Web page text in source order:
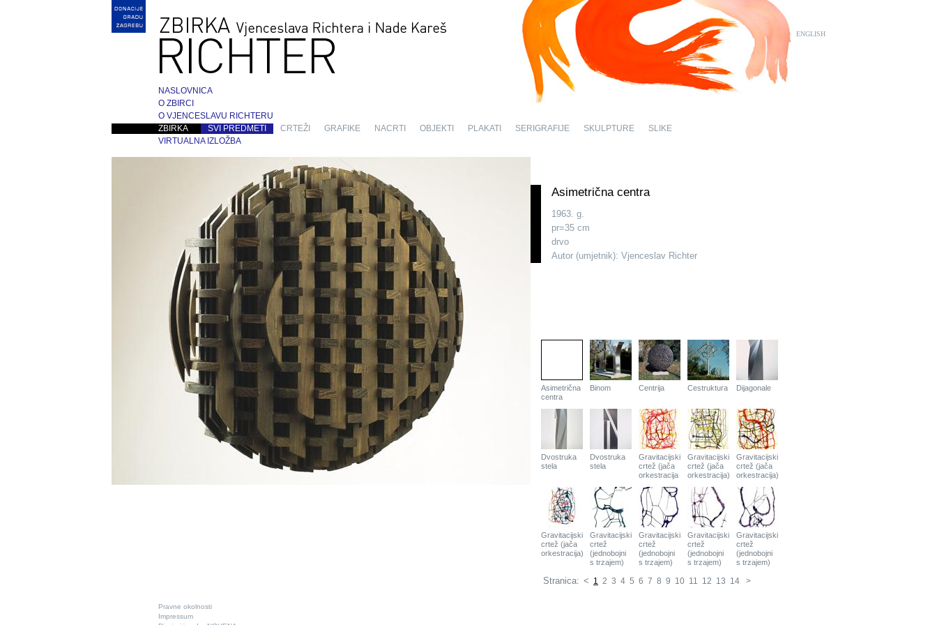
ENGLISH
NASLOVNICA
O ZBIRCI
O VJENCESLAVU RICHTERU
ZBIRKA
SVI PREDMETI CRTEŽI GRAFIKE NACRTI OBJEKTI PLAKATI SERIGRAFIJE SKULPTURE
SLIKE
VIRTUALNA IZLOŽBA
Asimetrična centra
1963. g.
pr=35 cm
drvo
Autor (umjetnik): Vjenceslav Richter
Asimetrična
centra
Binom Centrija Cestruktura Dijagonale
Dvostruka
stela
Dvostruka
stela
Gravitacijski
crtež (jača
orkestracija
Gravitacijski
crtež (jača
orkestracija)
Gravitacijski
crtež (jača
orkestracija)
Gravitacijski
crtež (jača
orkestracija)
Gravitacijski
crtež
(jednobojni
s trzajem)
Gravitacijski
crtež
(jednobojni
s trzajem)
Gravitacijski
crtež
(jednobojni
s trzajem)
Gravitacijski
crtež
(jednobojni
s trzajem)
Stranica: < 1 2 3 4 5 6 7 8 9 10 11 12 13 14 >
Pravne okolnosti
Impressum